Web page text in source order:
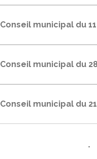
Conseil municipal du
Conseil municipal du
Conseil municipal du